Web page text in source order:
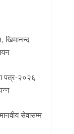
खिमानन्द
पत्र-२०२६
सेवासम्म